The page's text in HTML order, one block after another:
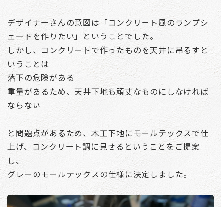
デザイナーさんの意図は「コンクリート風のランプシ
ェードを作りたい」ということでした。
しかし、コンクリートで作ったものを天井に吊るすと
いうことは
落下の危険がある
重量があるため、天井下地も頑丈なものにしなければ
ならない
と問題点があるため、木工下地にモールテックスで仕
上げ、コンクリート調に見せるということをご提案
し、
グレーのモールテックスの仕様に決定しました。